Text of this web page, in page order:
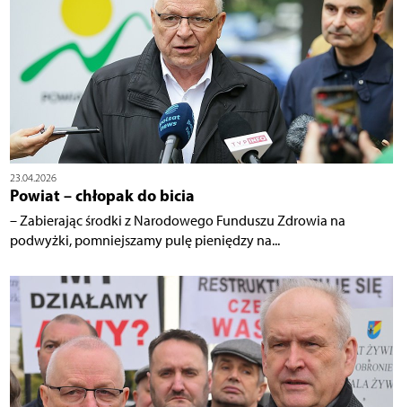
23.04.2026
Powiat – chłopak do bicia
– Zabierając środki z Narodowego Funduszu Zdrowia na
podwyżki, pomniejszamy pulę pieniędzy na...